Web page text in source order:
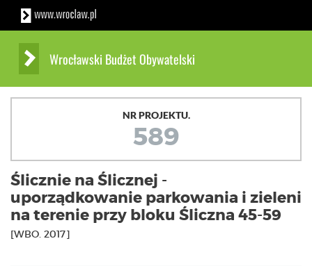
Wrocławski Budżet Obywatelski
NR PROJEKTU.
589
Ślicznie na Ślicznej -
uporządkowanie parkowania i zieleni
na terenie przy bloku Śliczna 45-59
[WBO. 2017]